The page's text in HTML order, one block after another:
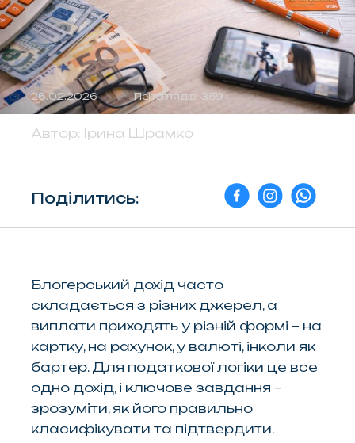
26.02.2026 Переглядів: 359
Автор: Ірина Шрамко
Поділитись:
Блогерський дохід часто
складається з різних джерел, а
виплати приходять у різній формі – на
картку, на рахунок, у валюті, інколи як
бартер. Для податкової логіки це все
одно дохід, і ключове завдання –
зрозуміти, як його правильно
класифікувати та підтвердити.